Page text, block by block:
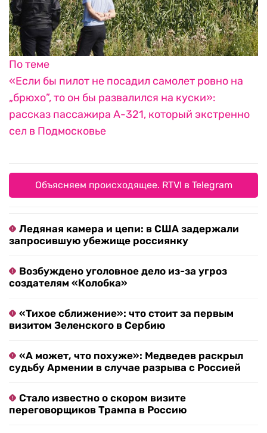
По теме
«Если бы пилот не посадил самолет ровно на
„брюхо”, то он бы развалился на куски»:
рассказ пассажира А-321, который экстренно
сел в Подмосковье
Объясняем происходящее. RTVI в Telegram
Ледяная камера и цепи: в США задержали
запросившую убежище россиянку
Возбуждено уголовное дело из-за угроз
создателям «Колобка»
«Тихое сближение»: что стоит за первым
визитом Зеленского в Сербию
«А может, что похуже»: Медведев раскрыл
судьбу Армении в случае разрыва с Россией
Стало известно о скором визите
переговорщиков Трампа в Россию